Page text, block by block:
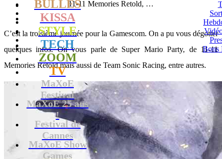
BULLES
KISSA
STYLE
TECH
ZOOM
TV
MaXoE
Festival
MaXoE 25 ans
!
Festival de
Cannes
MaXoE Show
Games
Bons
11-11 Memories Retold, …
C’est la troisième journée pour la Gamescom. On a pu vous dégotter
quelques infos. On vous parle de Super Mario Party, de 11-11
Memories Retold mais aussi de Team Sonic Racing, entre autres.